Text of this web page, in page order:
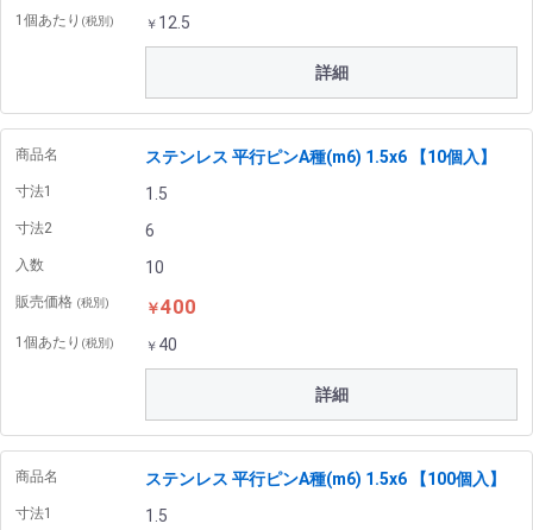
1個あたり (税別) ￥ 12.5
詳細
商品名 ステンレス 平行ピンA種(m6) 1.5x6 【10個入】
寸法1 1.5
寸法2 6
入数 10
販売価格 (税別) ￥400
1個あたり (税別) ￥ 40
詳細
商品名 ステンレス 平行ピンA種(m6) 1.5x6 【100個入】
寸法1 1.5